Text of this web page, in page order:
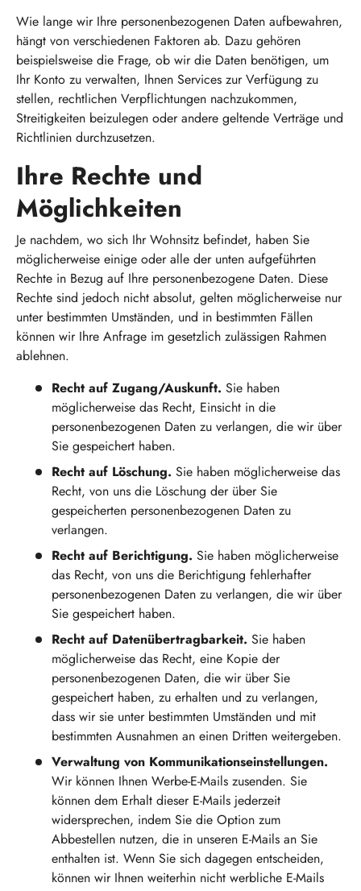
Wie lange wir Ihre personenbezogenen Daten aufbewahren,
hängt von verschiedenen Faktoren ab. Dazu gehören
beispielsweise die Frage, ob wir die Daten benötigen, um
Ihr Konto zu verwalten, Ihnen Services zur Verfügung zu
stellen, rechtlichen Verpflichtungen nachzukommen,
Streitigkeiten beizulegen oder andere geltende Verträge und
Richtlinien durchzusetzen.
Ihre Rechte und
Möglichkeiten
Je nachdem, wo sich Ihr Wohnsitz befindet, haben Sie
möglicherweise einige oder alle der unten aufgeführten
Rechte in Bezug auf Ihre personenbezogene Daten. Diese
Rechte sind jedoch nicht absolut, gelten möglicherweise nur
unter bestimmten Umständen, und in bestimmten Fällen
können wir Ihre Anfrage im gesetzlich zulässigen Rahmen
ablehnen.
Recht auf Zugang/Auskunft. Sie haben
möglicherweise das Recht, Einsicht in die
personenbezogenen Daten zu verlangen, die wir über
Sie gespeichert haben.
Recht auf Löschung. Sie haben möglicherweise das
Recht, von uns die Löschung der über Sie
gespeicherten personenbezogenen Daten zu
verlangen.
Recht auf Berichtigung. Sie haben möglicherweise
das Recht, von uns die Berichtigung fehlerhafter
personenbezogenen Daten zu verlangen, die wir über
Sie gespeichert haben.
Recht auf Datenübertragbarkeit. Sie haben
möglicherweise das Recht, eine Kopie der
personenbezogenen Daten, die wir über Sie
gespeichert haben, zu erhalten und zu verlangen,
dass wir sie unter bestimmten Umständen und mit
bestimmten Ausnahmen an einen Dritten weitergeben.
Verwaltung von Kommunikationseinstellungen.
Wir können Ihnen Werbe-E-Mails zusenden. Sie
können dem Erhalt dieser E-Mails jederzeit
widersprechen, indem Sie die Option zum
Abbestellen nutzen, die in unseren E-Mails an Sie
enthalten ist. Wenn Sie sich dagegen entscheiden,
können wir Ihnen weiterhin nicht werbliche E-Mails